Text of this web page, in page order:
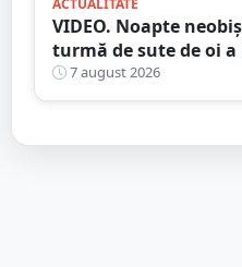
ACTUALITATE
VIDEO. Noapte
turmă de sute de oi
Gest de apreciat al
7 august 2026